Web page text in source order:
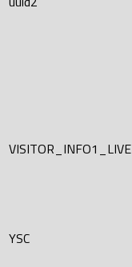
VISITOR_INFO1_LIVE
YSC